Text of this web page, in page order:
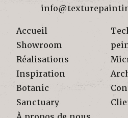
Accueil
Showroom
Réalisations
Inspiration
Botanic
Sanctuary